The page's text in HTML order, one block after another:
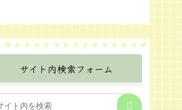
サイト内検索フォーム